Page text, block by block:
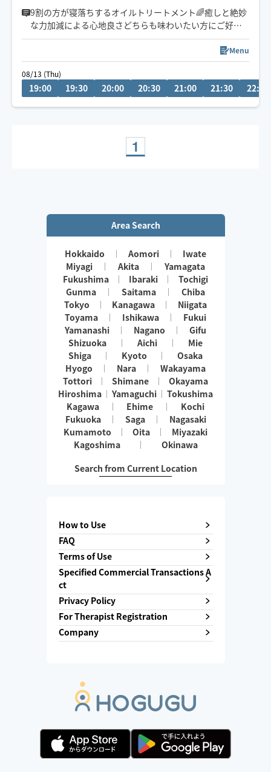
9割の方が寝落ちするオイルトリートメント🌈癒しと絶妙
な力加減による心地良さどちらも味わいたい方にご好評
頂いております！
セラピスト歴13年目となります
施術させて頂いた方は延1300人以上
基本対応時間は19時〜3時です
Menu
08/13 (Thu)
19:00 19:30 20:00 20:30 21:00 21:30 22:00
1
Area Search
Hokkaido Aomori
Iwate
Miyagi
Akita
Yamagata
Fukushima
Ibaraki
Tochigi
Gunma
Saitama
Chiba
Tokyo
Kanagawa
Niigata
Toyama
Ishikawa
Fukui
Yamanashi
Nagano
Gifu
Shizuoka
Aichi
Mie
Shiga
Kyoto
Osaka
Hyogo
Nara
Wakayama
Tottori
Shimane
Okayama
Hiroshima
Yamaguchi
Tokushima
Kagawa
Ehime
Kochi
Fukuoka
Saga
Nagasaki
Kumamoto
Oita
Miyazaki
Kagoshima
Okinawa
Search from Current Location
How to Use
FAQ
Terms of Use
Specified Commercial Transactions A
ct
Privacy Policy
For Therapist Registration
Company